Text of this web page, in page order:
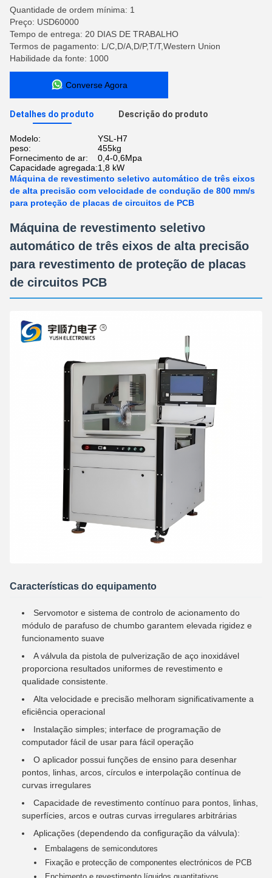
Quantidade de ordem mínima: 1
Preço: USD60000
Tempo de entrega: 20 DIAS DE TRABALHO
Termos de pagamento: L/C,D/A,D/P,T/T,Western Union
Habilidade da fonte: 1000
Converse Agora
Detalhes do produto Descrição do produto
Modelo:
YSL-H7
peso:
455kg
Fornecimento de ar:
0,4-0,6Mpa
Capacidade agregada:1,8 kW
Máquina de revestimento seletivo automático de três eixos
de alta precisão com velocidade de condução de 800 mm/s
para proteção de placas de circuitos de PCB
Máquina de revestimento seletivo
automático de três eixos de alta precisão
para revestimento de proteção de placas
de circuitos PCB
Características do equipamento
Servomotor e sistema de controlo de acionamento do
módulo de parafuso de chumbo garantem elevada rigidez e
funcionamento suave
A válvula da pistola de pulverização de aço inoxidável
proporciona resultados uniformes de revestimento e
qualidade consistente.
Alta velocidade e precisão melhoram significativamente a
eficiência operacional
Instalação simples; interface de programação de
computador fácil de usar para fácil operação
O aplicador possui funções de ensino para desenhar
pontos, linhas, arcos, círculos e interpolação contínua de
curvas irregulares
Capacidade de revestimento contínuo para pontos, linhas,
superfícies, arcos e outras curvas irregulares arbitrárias
Aplicações (dependendo da configuração da válvula):
Embalagens de semicondutores
Fixação e protecção de componentes electrónicos de PCB